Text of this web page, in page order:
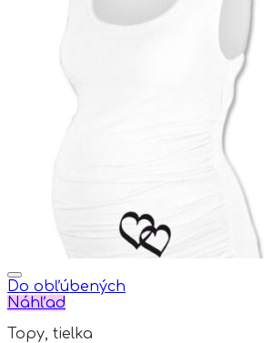
Do obľúbených
Náhľad
Topy, tielka